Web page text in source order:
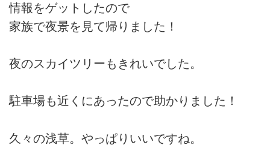
情報をゲットしたので
家族で夜景を見て帰りました！
夜のスカイツリーもきれいでした。
駐車場も近くにあったので助かりました！
久々の浅草。やっぱりいいですね。